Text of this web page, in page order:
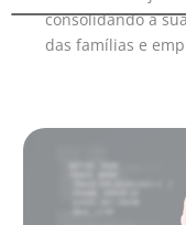
consolidando a
das famílias e